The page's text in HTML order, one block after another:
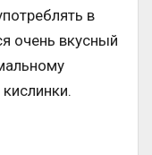
в
очень вкусный